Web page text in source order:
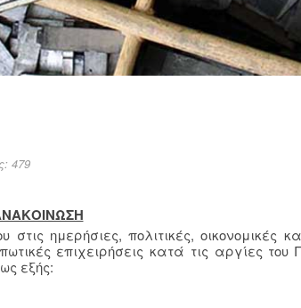
479
ημερήσιες, πολιτικές, οικονομικές
επιχειρήσεις κατά τις αργίες του
εξής: